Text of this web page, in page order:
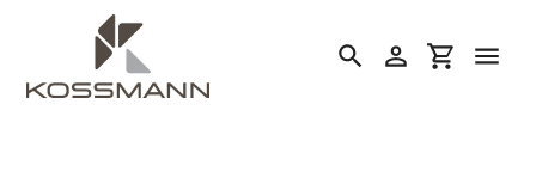
SuchenEinloggen